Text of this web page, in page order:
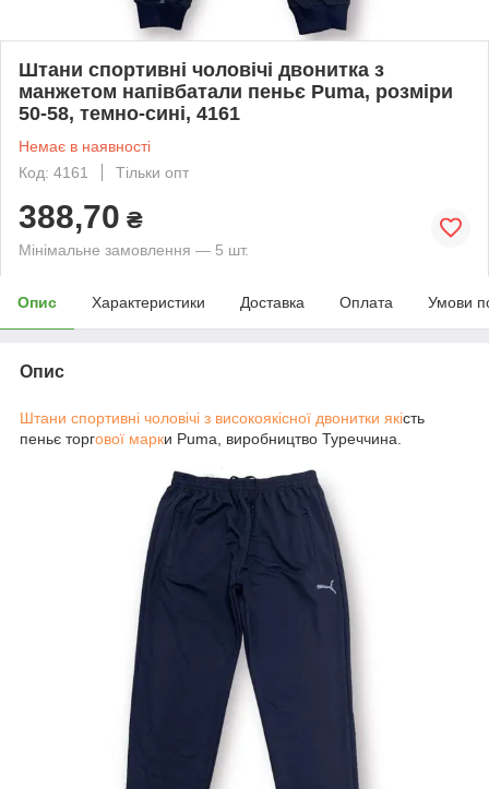
Штани спортивні чоловічі двонитка з
манжетом напівбатали пеньє Puma, розміри
50-58, темно-сині, 4161
Немає в наявності
Код: 4161
Тільки опт
388,70 ₴
Мінімальне замовлення — 5 шт.
Опис Характеристики Доставка Оплата Умови
Опис
Штани спортивні чоловічі з високоякісної двонитки якість
пеньє торгової марки Puma, виробництво Туреччина.